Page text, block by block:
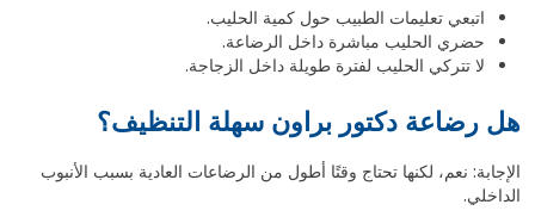
اتبعي تعليمات الطبيب حول كمية الحليب.
حضري الحليب مباشرة داخل الرضاعة.
لا تتركي الحليب لفترة طويلة داخل الزجاجة.
هل رضاعة دكتور براون سهلة التنظيف؟
الإجابة: نعم، لكنها تحتاج وقتًا أطول من الرضاعات العادية بسبب الأنبوب
الداخلي.